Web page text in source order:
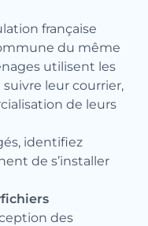
française
du même
utilisent les
leur courrier,
de leurs
identifiez
de s’installer
des